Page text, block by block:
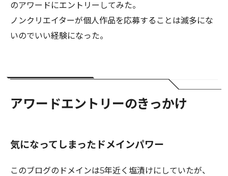
のアワードにエントリーしてみた。
ノンクリエイターが個人作品を応募することは滅多にな
いのでいい経験になった。
アワードエントリーのきっかけ
気になってしまったドメインパワー
このブログのドメインは5年近く塩漬けにしていたが、